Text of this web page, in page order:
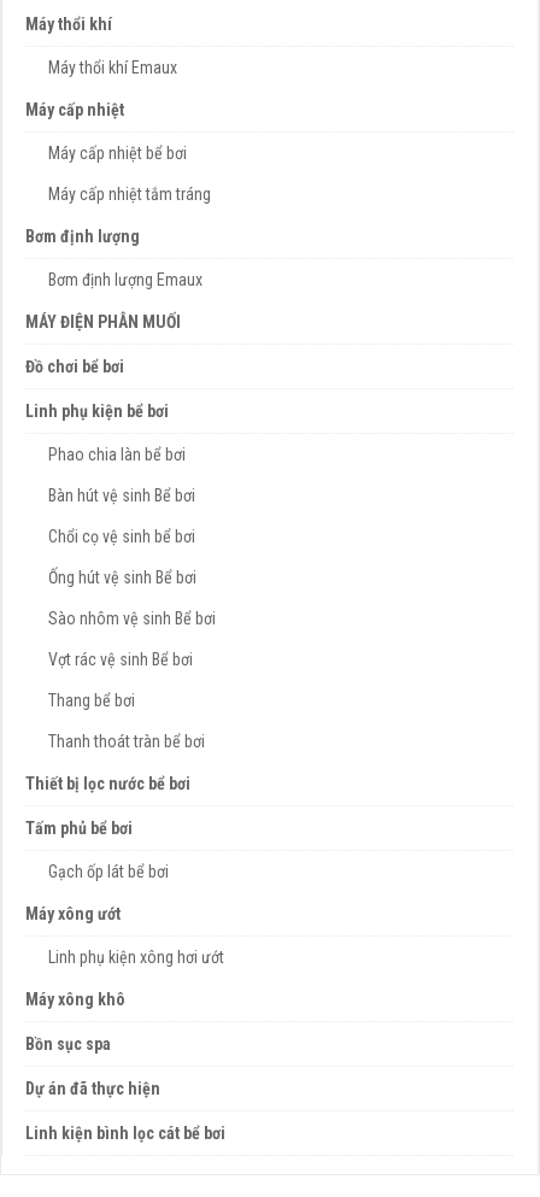
Máy thổi khí
Máy thổi khí Emaux
Máy cấp nhiệt
Máy cấp nhiệt bể bơi
Máy cấp nhiệt tắm tráng
Bơm định lượng
Bơm định lượng Emaux
MÁY ĐIỆN PHÂN MUỐI
Đồ chơi bể bơi
Linh phụ kiện bể bơi
Phao chia làn bể bơi
Bàn hút vệ sinh Bể bơi
Chổi cọ vệ sinh bể bơi
Ống hút vệ sinh Bể bơi
Sào nhôm vệ sinh Bể bơi
Vợt rác vệ sinh Bể bơi
Thang bể bơi
Thanh thoát tràn bể bơi
Thiết bị lọc nước bể bơi
Tấm phủ bể bơi
Gạch ốp lát bể bơi
Máy xông ướt
Linh phụ kiện xông hơi ướt
Máy xông khô
Bồn sục spa
Dự án đã thực hiện
Linh kiện bình lọc cát bể bơi